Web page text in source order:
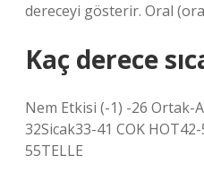
dereceyi gösterir. Oral
Kaç derece
Nem Etkisi (-1) -26 Ortak-
32Sicak33-41 COK
55TELLE